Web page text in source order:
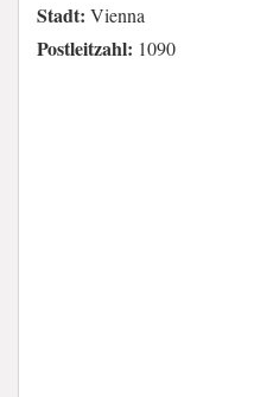
Stadt: Vienna
Postleitzahl: 1090